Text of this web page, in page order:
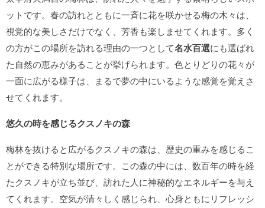
ットです。春の訪れとともに一斉に花を咲かせる梅の木々は、
視覚的な美しさだけでなく、芳香も楽しませてくれます。多く
の方がこの場所を訪れる理由の一つとして名水百選にも選ばれ
た自然の恵みがあることが挙げられます。色とりどりの花々が
一面に広がる様子は、まるで夢の中にいるような感覚を覚えさ
せてくれます。
悠久の時を感じるクスノキの森
梅林を抜けると広がるクスノキの森は、歴史の重みを感じるこ
とができる特別な場所です。この森の中には、数百年の時を経
たクスノキが立ち並び、訪れた人に神秘的なエネルギーを与え
てくれます。空気が清々しく感じられ、心身ともにリフレッシ